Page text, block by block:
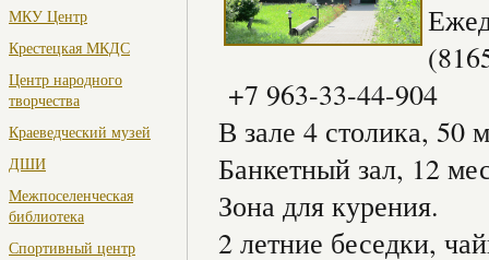
МКУ Центр
Крестецкая МКДС
Центр народного
творчества
Краеведческий музей
ДШИ
Межпоселенческая
библиотека
Спортивный центр
+7 963-33-44-904
В зале 4 столика, 50
Банкетный зал, 12
Зона для курения.
2 летние беседки,